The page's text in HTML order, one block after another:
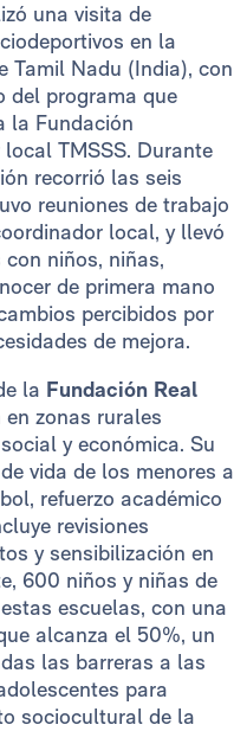
una visita de
en la
Tamil Nadu (India), con
del programa que
la Fundación
TMSSS. Durante
recorrió las seis
reuniones de trabajo
local, y llevó
niños, niñas,
de primera mano
percibidos por
de mejora.
la Fundación Real
zonas rurales
y económica. Su
vida de los menores a
refuerzo académico
revisiones
y sensibilización en
600 niños y niñas de
escuelas, con una
alcanza el 50%, un
las barreras a las
para
sociocultural de la